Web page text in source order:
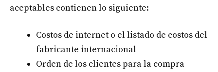
aceptables contienen lo siguiente:
Costos de internet o el listado de costos del
fabricante internacional
Orden de los clientes para la compra